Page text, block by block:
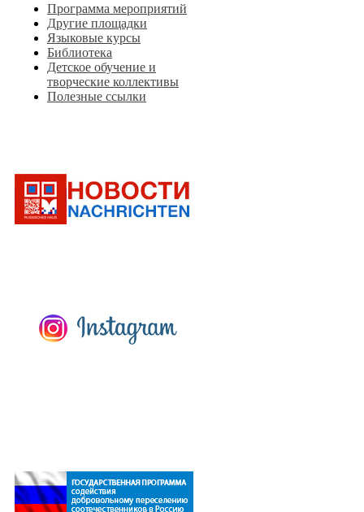
Программа мероприятий
Другие площадки
Языковые курсы
Библиотека
Детское обучение и
творческие коллективы
Полезные ссылки